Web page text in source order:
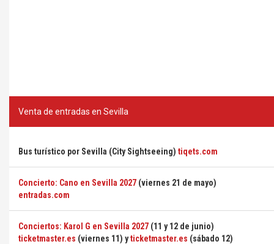
Venta de entradas en Sevilla
Bus turístico por Sevilla (City Sightseeing) tiqets.com
Concierto: Cano en Sevilla 2027 (viernes 21 de mayo)
entradas.com
Conciertos: Karol G en Sevilla 2027 (11 y 12 de junio)
ticketmaster.es (viernes 11) yticketmaster.es (sábado 12)